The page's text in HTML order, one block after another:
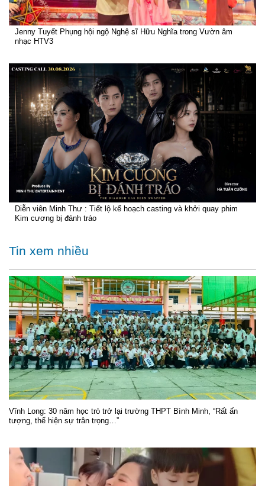
Jenny Tuyết Phụng hội ngộ Nghệ sĩ Hữu Nghĩa trong Vườn âm
nhạc HTV3
Diễn viên Minh Thư : Tiết lộ kế hoạch casting và khởi quay phim
Kim cương bị đánh tráo
Tin xem nhiều
Vĩnh Long: 30 năm học trò trở lại trường THPT Bình Minh, “Rất ấn
tượng, thể hiện sự trân trọng…”